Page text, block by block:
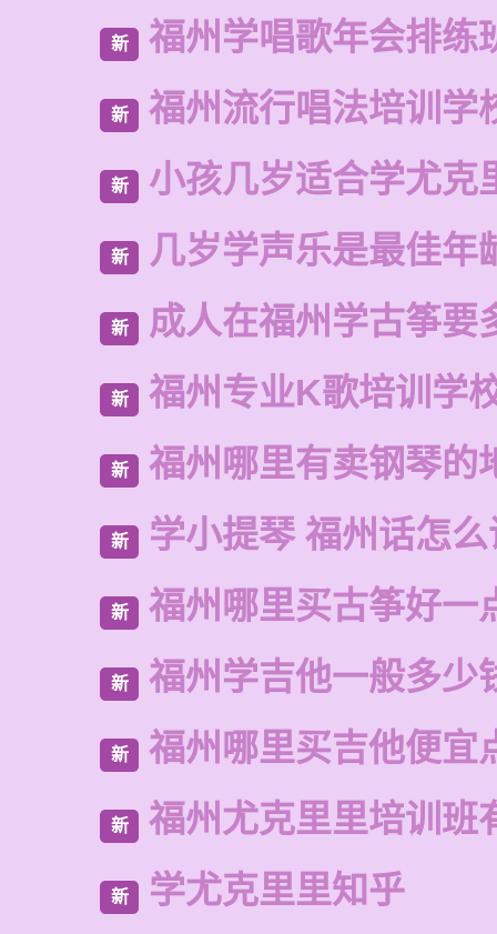
新 福州学唱歌年会排练
新 福州流行唱法培训学
新 小孩几岁适合学尤克
新 几岁学声乐是最佳年
新 成人在福州学古筝要
新 福州专业K歌培训学
新 福州哪里有卖钢琴的
新 学小提琴 福州话怎
新 福州哪里买古筝好一
新 福州学吉他一般多少
新 福州哪里买吉他便宜
新 福州尤克里里培训班
新 学尤克里里知乎